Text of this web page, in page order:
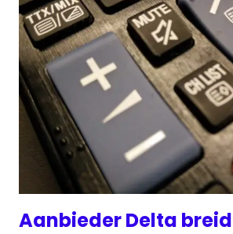
Aanbieder Delta